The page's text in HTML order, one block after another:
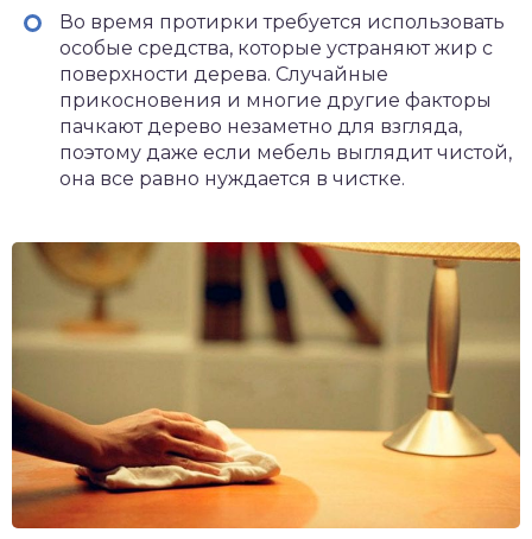
Во время протирки требуется использовать
особые средства, которые устраняют жир с
поверхности дерева. Случайные
прикосновения и многие другие факторы
пачкают дерево незаметно для взгляда,
поэтому даже если мебель выглядит чистой,
она все равно нуждается в чистке.